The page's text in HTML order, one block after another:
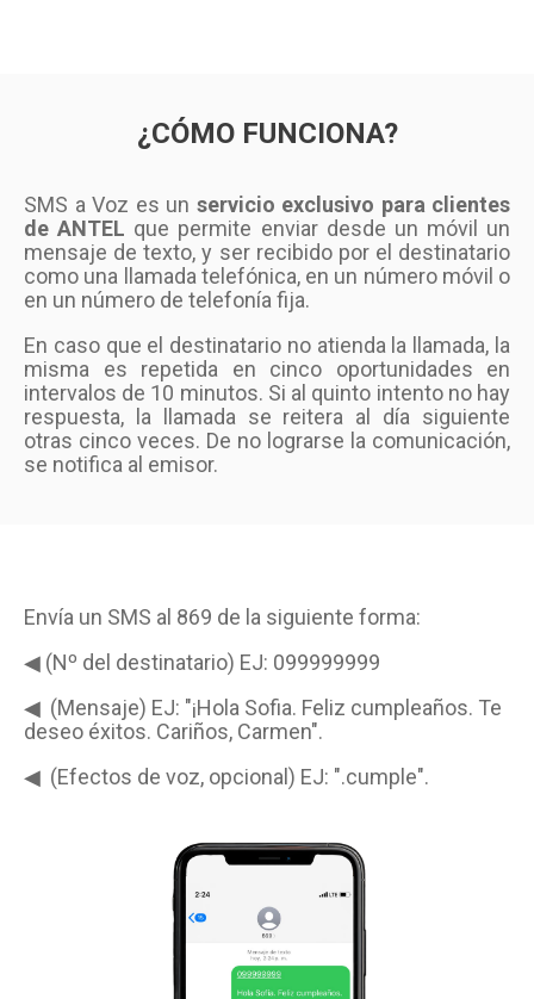
¿CÓMO FUNCIONA?
SMS a Voz es un servicio exclusivo para clientes
de ANTEL que permite enviar desde un móvil un
mensaje de texto, y ser recibido por el destinatario
como una llamada telefónica, en un número móvil o
en un número de telefonía fija.
En caso que el destinatario no atienda la llamada, la
misma es repetida en cinco oportunidades en
intervalos de 10 minutos. Si al quinto intento no hay
respuesta, la llamada se reitera al día siguiente
otras cinco veces. De no lograrse la comunicación,
se notifica al emisor.
Envía un SMS al 869 de la siguiente forma:
◀ (Nº del destinatario) EJ: 099999999
◀ (Mensaje) EJ: "¡Hola Sofia. Feliz cumpleaños. Te
deseo éxitos. Cariños, Carmen".
◀ (Efectos de voz, opcional) EJ: ".cumple".